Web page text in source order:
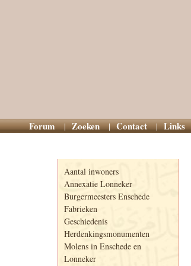
Forum Zoeken Contact Links
Aantal inwoners
Annexatie Lonneker
Burgermeesters Enschede
Fabrieken
Geschiedenis
Herdenkingsmonumenten
Molens in Enschede en
Lonneker